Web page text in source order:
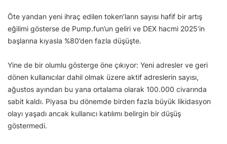
Öte yandan yeni ihraç edilen token’ların sayısı hafif bir artış
eğilimi gösterse de Pump.fun’un geliri ve DEX hacmi 2025’in
başlarına kıyasla %80’den fazla düşüşte.
Yine de bir olumlu gösterge öne çıkıyor: Yeni adresler ve geri
dönen kullanıcılar dahil olmak üzere aktif adreslerin sayısı,
ağustos ayından bu yana ortalama olarak 100.000 civarında
sabit kaldı. Piyasa bu dönemde birden fazla büyük likidasyon
olayı yaşadı ancak kullanıcı katılımı belirgin bir düşüş
göstermedi.